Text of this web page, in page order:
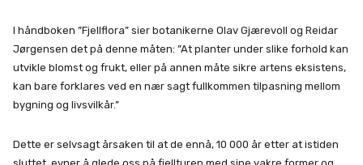
I håndboken ”Fjellflora” sier botanikerne Olav Gjærevoll og Reidar
Jørgensen det på denne måten: ”At planter under slike forhold kan
utvikle blomst og frukt, eller på annen måte sikre artens eksistens,
kan bare forklares ved en nær sagt fullkommen tilpasning mellom
bygning og livsvilkår.”
Dette er selvsagt årsaken til at de ennå, 10 000 år etter at istiden